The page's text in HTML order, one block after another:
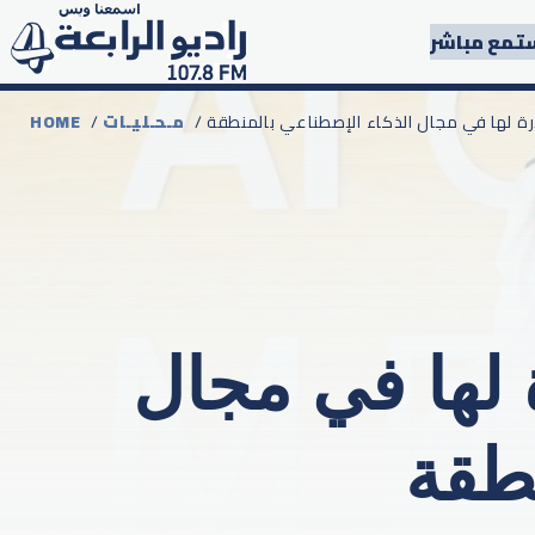
مباشر
HOME /مـحـليـات لها في مجال الذكاء الإصطناعي بالمنطقة
لها في مجال